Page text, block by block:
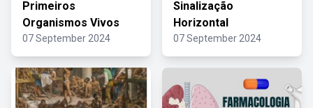
Primeiros
Organismos Vivos
07 September 2024
Sinalização
Horizontal
07 September 2024